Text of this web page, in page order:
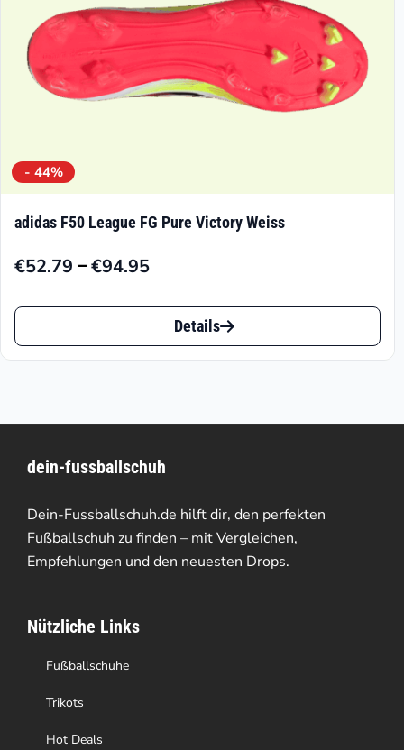
Produktseite
gewählt
werden
- 44%
adidas F50 League FG Pure Victory Weiss
€52.79 –€94.95
Preisspanne:
€94.95
Dieses
Produkt
auf.
Die
Optionen
können
der
Produktseite
gewählt
werden
Details
dein-fussballschuh
Dein-Fussballschuh.de hilft dir, den perfekten
Fußballschuh zu finden – mit Vergleichen,
Empfehlungen und den neuesten Drops.
Nützliche Links
Fußballschuhe
Trikots
Hot Deals